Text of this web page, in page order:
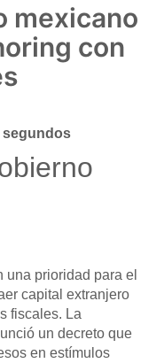
mexicano
con
segundos
una prioridad para el
capital extranjero
fiscales. La
un decreto que
en estímulos